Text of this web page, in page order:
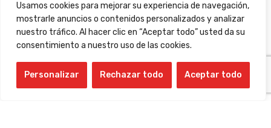
Usamos cookies para mejorar su experiencia de navegación,
mostrarle anuncios o contenidos personalizados y analizar
nuestro tráfico. Al hacer clic en “Aceptar todo” usted da su
consentimiento a nuestro uso de las cookies.
Personalizar Rechazar todo Aceptar todo
Cambios y devoluciones
Suscripción newsletter